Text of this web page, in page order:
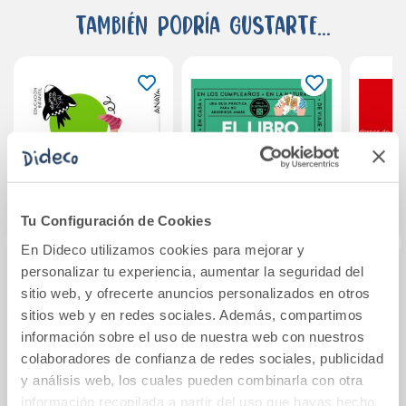
Tu Configuración de Cookies
En Dideco utilizamos cookies para mejorar y
personalizar tu experiencia, aumentar la seguridad del
sitio web, y ofrecerte anuncios personalizados en otros
sitios web y en redes sociales. Además, compartimos
información sobre el uso de nuestra web con nuestros
colaboradores de confianza de redes sociales, publicidad
y análisis web, los cuales pueden combinarla con otra
información recopilada a partir del uso que hayas hecho
También podría gustarte...
¿Cómo funciona el
cuerpo humano?
Nivel 3
27,30€
Comprar
El libro de los
juegos
19,90€
Comprar